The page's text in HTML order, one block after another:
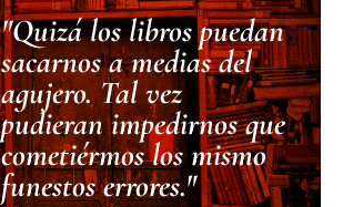
Quizá los libros puedan
sacarnos a medias del
agujero. Tal vez
pudieran impedirnos que
cometiérmos los mismo
funestos errores.